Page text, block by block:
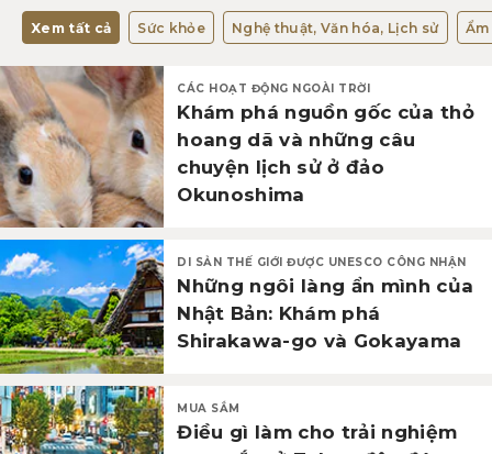
Xem tất cả Sức khỏe Nghệ thuật, Văn hóa, Lịch sử
CÁC HOẠT ĐỘNG NGOÀI TRỜI
Khám phá nguồn gốc của thỏ
hoang dã và những câu
chuyện lịch sử ở đảo
Okunoshima
DI SẢN THẾ GIỚI ĐƯỢC UNESCO CÔNG NHẬN
Những ngôi làng ẩn mình của
Nhật Bản: Khám phá
Shirakawa-go và Gokayama
MUA SẮM
Điều gì làm cho trải nghiệm